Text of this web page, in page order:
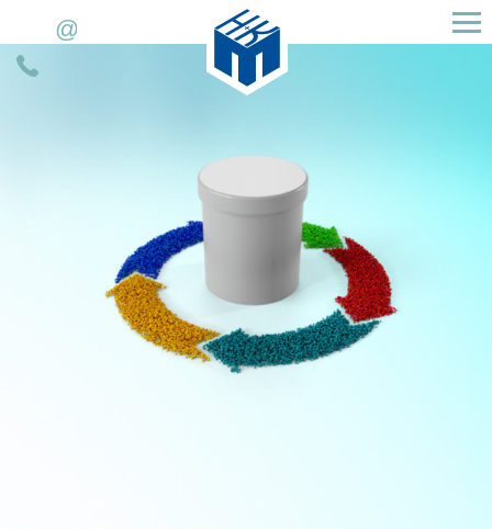
H&K Müller GmbH & Co. KG
Télefon
E-